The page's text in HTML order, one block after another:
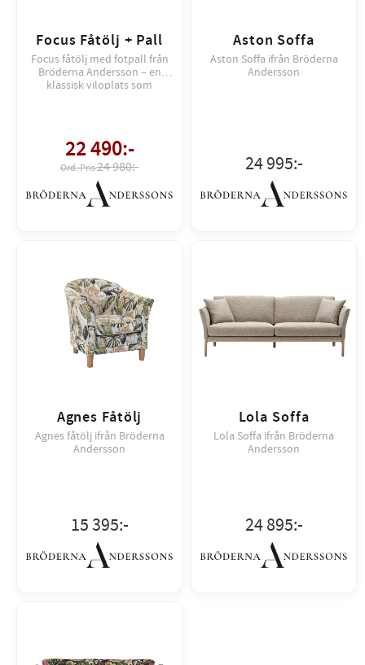
Focus Fåtölj + Pall
Focus fåtölj med fotpall från
Bröderna Andersson – en
klassisk viloplats som
22 490:-
24 980:-
Aston Soffa
Aston Soffa ifrån Bröderna
Andersson
24 995:-
Agnes Fåtölj
Agnes fåtölj ifrån Bröderna
Andersson
15 395:-
Lola Soffa
Lola Soffa ifrån Bröderna
Andersson
24 895:-